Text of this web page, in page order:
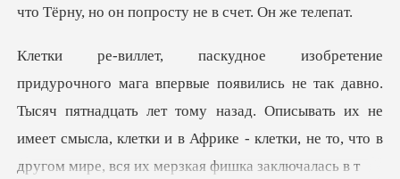
Пополнить
История чтения
Выйти
Скачать приложение
что Тёрну, но он
к давно.
Тысяч пятнадцать лет тому назад. Описывать их не
имеет смысла, клетки и